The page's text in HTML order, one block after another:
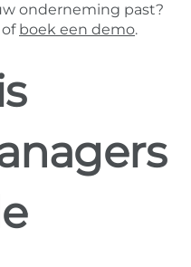
onderneming past?
of boek een demo.